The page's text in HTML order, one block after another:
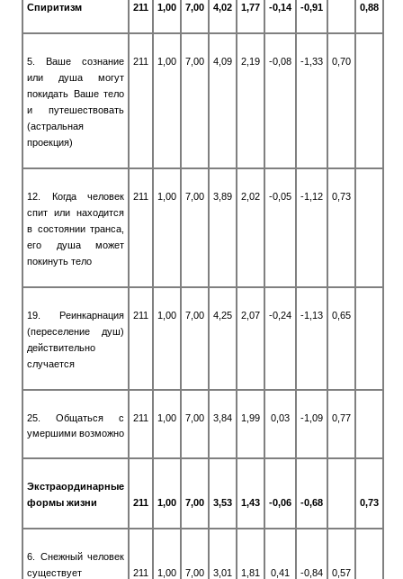
Спиритизм 211 1,00 7,00 4,02 1,77 -0,14 -0,91 0,88
5. Ваше сознание
или душа могут
покидать Ваше тело
и путешествовать
(астральная
проекция)
211 1,00 7,00 4,09 2,19 -0,08 -1,33 0,70
12. Когда человек
спит или находится
в состоянии транса,
его душа может
покинуть тело
211 1,00 7,00 3,89 2,02 -0,05 -1,12 0,73
19. Реинкарнация
(переселение душ)
действительно
случается
211 1,00 7,00 4,25 2,07 -0,24 -1,13 0,65
25. Общаться с
умершими возможно
211 1,00 7,00 3,84 1,99 0,03 -1,09 0,77
Экстраординарные
формы жизни
211 1,00 7,00 3,53 1,43 -0,06 -0,68 0,73
6. Снежный человек
существует
211 1,00 7,00 3,01 1,81 0,41 -0,84 0,57